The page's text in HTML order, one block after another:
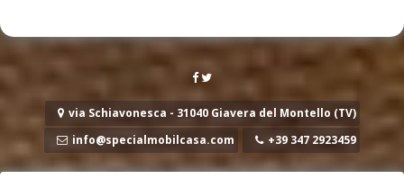
via Schiavonesca - 31040 Giavera del Montello (TV)
info@specialmobilcasa.com
+39 347 2923459